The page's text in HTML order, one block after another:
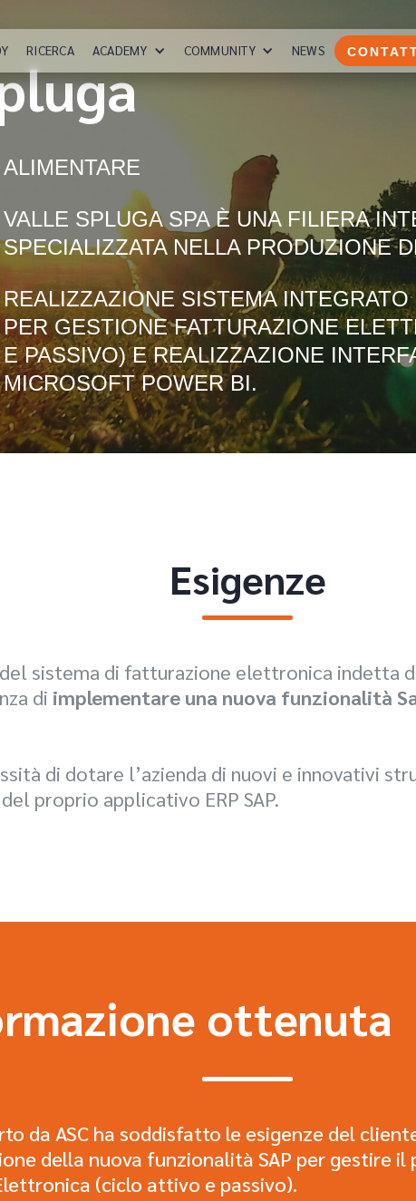
RICERCA ACADEMY COMMUNITY NEWS
ALIMENTARE
VALLE SPLUGA SPA È UNA FILIERA
SPECIALIZZATA NELLA PRODUZIONE
REALIZZAZIONE SISTEMA
PER GESTIONE FATTURAZIONE
E PASSIVO) E REALIZZAZIONE
MICROSOFT POWER BI.
Esigenze
sistema di fatturazione elettronica indetta
di implementare una nuova funzionalità
di dotare l’azienda di nuovi e innovativi
proprio applicativo ERP SAP.
ottenuta
da ASC ha soddisfatto le esigenze del
della nuova funzionalità SAP per gestire il
(ciclo attivo e passivo).